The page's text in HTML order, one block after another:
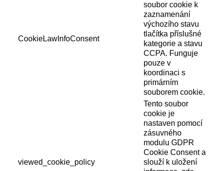
CookieLawInfoConsent
soubor cookie k
zaznamenání
výchozího stavu
tlačítka příslušné
kategorie a stavu
CCPA. Funguje
pouze v
koordinaci s
primárním
souborem cookie.
viewed_cookie_policy
Tento soubor
cookie je
nastaven pomocí
zásuvného
modulu GDPR
Cookie Consent a
slouží k uložení